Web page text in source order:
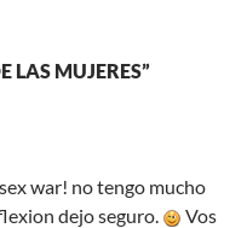
LAS MUJERES”
war! no tengo mucho
dejo seguro.
Vos